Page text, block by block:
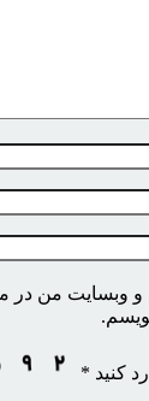
و وبسایت من در
کنید *